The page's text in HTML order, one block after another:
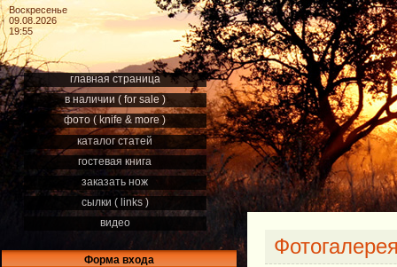
Воскресенье
09.08.2026
19:55
главная страница
в наличии ( for sale )
фото ( knife & more )
каталог статей
гостевая книга
заказать нож
сылки ( links )
видео
Форма входа